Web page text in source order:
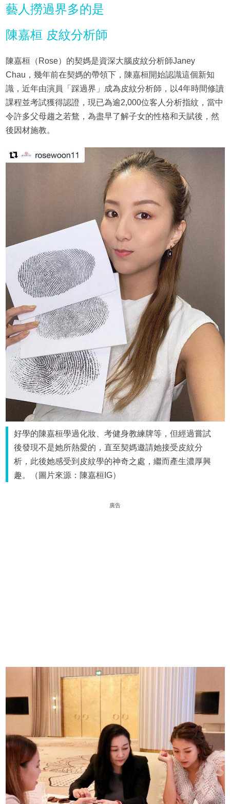
藝人撈過界多的是
陳嘉桓 皮紋分析師
陳嘉桓（Rose）的契媽是資深大腦皮紋分析師Janey
Chau，幾年前在契媽的帶領下，陳嘉桓開始認識這個新知
識，近年由演員「踩過界」成為皮紋分析師，以4年時間修讀
課程並考試獲得認證，現已為逾2,000位客人分析指紋，當中
令許多父母趨之若鶩，為盡早了解子女的性格和天賦後，然
後因材施教。
好學的陳嘉桓學過化妝、考健身教練牌等，但經過嘗試
後發現不是她所熱愛的，直至契媽邀請她接受皮紋分
析，此後她感受到皮紋學的神奇之處，繼而產生濃厚興
趣。（圖片來源：陳嘉桓IG）
廣告